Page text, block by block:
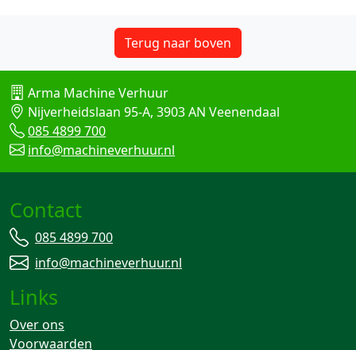
Terug naar boven
Arma Machine Verhuur
Nijverheidslaan 95-A, 3903 AN Veenendaal
085 4899 700
info@machineverhuur.nl
Contact
085 4899 700
info@machineverhuur.nl
Links
Over ons
Voorwaarden